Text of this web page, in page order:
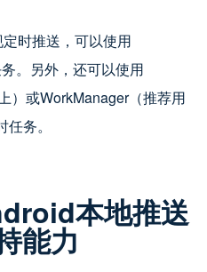
时推送，可以使用
。另外，还可以使用
）或WorkManager（推荐用
务。
本地推送
能力